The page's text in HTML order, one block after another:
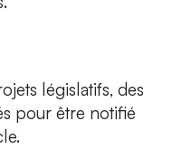
législatifs, des
pour être notifié